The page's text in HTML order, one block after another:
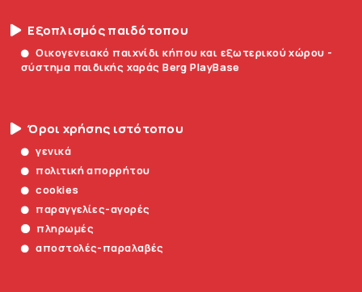
Εξοπλισμός παιδότοπου
Οικογενειακό παιχνίδι κήπου και εξωτερικού χώρου -
σύστημα παιδικής χαράς Berg PlayBase
Όροι χρήσης ιστότοπου
γενικά
πολιτική απορρήτου
cookies
παραγγελίες-αγορές
πληρωμές
αποστολές-παραλαβές